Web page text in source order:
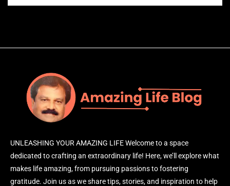
UNLEASHING YOUR AMAZING LIFE Welcome to a space
dedicated to crafting an extraordinary life! Here, we’ll explore what
makes life amazing, from pursuing passions to fostering
gratitude. Join us as we share tips, stories, and inspiration to help